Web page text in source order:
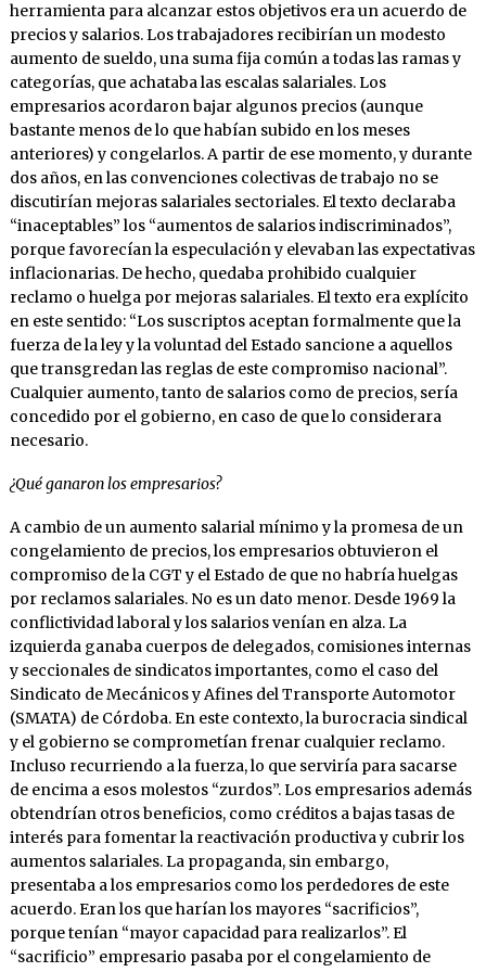
herramienta para alcanzar estos objetivos era un acuerdo de
precios y salarios. Los trabajadores recibirían un modesto
aumento de sueldo, una suma fija común a todas las ramas y
categorías, que achataba las escalas salariales. Los
empresarios acordaron bajar algunos precios (aunque
bastante menos de lo que habían subido en los meses
anteriores) y congelarlos. A partir de ese momento, y durante
dos años, en las convenciones colectivas de trabajo no se
discutirían mejoras salariales sectoriales. El texto declaraba
“inaceptables” los “aumentos de salarios indiscriminados”,
porque favorecían la especulación y elevaban las expectativas
inflacionarias. De hecho, quedaba prohibido cualquier
reclamo o huelga por mejoras salariales. El texto era explícito
en este sentido: “Los suscriptos aceptan formalmente que la
fuerza de la ley y la voluntad del Estado sancione a aquellos
que transgredan las reglas de este compromiso nacional”.
Cualquier aumento, tanto de salarios como de precios, sería
concedido por el gobierno, en caso de que lo considerara
necesario.
¿Qué ganaron los empresarios?
A cambio de un aumento salarial mínimo y la promesa de un
congelamiento de precios, los empresarios obtuvieron el
compromiso de la CGT y el Estado de que no habría huelgas
por reclamos salariales. No es un dato menor. Desde 1969 la
conflictividad laboral y los salarios venían en alza. La
izquierda ganaba cuerpos de delegados, comisiones internas
y seccionales de sindicatos importantes, como el caso del
Sindicato de Mecánicos y Afines del Transporte Automotor
(SMATA) de Córdoba. En este contexto, la burocracia sindical
y el gobierno se comprometían frenar cualquier reclamo.
Incluso recurriendo a la fuerza, lo que serviría para sacarse
de encima a esos molestos “zurdos”. Los empresarios además
obtendrían otros beneficios, como créditos a bajas tasas de
interés para fomentar la reactivación productiva y cubrir los
aumentos salariales. La propaganda, sin embargo,
presentaba a los empresarios como los perdedores de este
acuerdo. Eran los que harían los mayores “sacrificios”,
porque tenían “mayor capacidad para realizarlos”. El
“sacrificio” empresario pasaba por el congelamiento de